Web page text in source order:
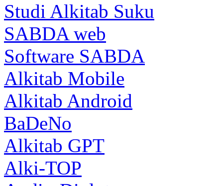
Studi Alkitab Suku
SABDA web
Software SABDA
Alkitab Mobile
Alkitab Android
BaDeNo
Alkitab GPT
Alki-TOP